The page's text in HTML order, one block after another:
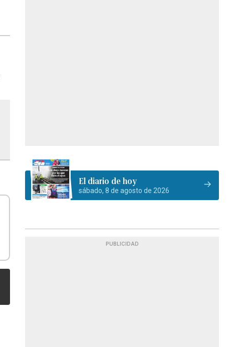
El diario de hoy
sábado, 8 de agosto de 2026
PUBLICIDAD